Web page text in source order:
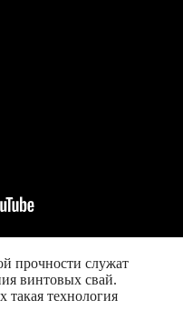
прочности служат
винтовых свай.
такая технология